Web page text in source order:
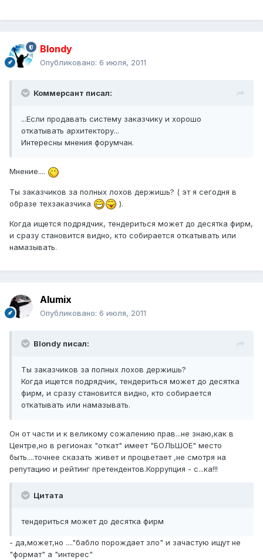
Blondy
Опубликовано: 6 июля, 2011
Коммерсант писал:
...Если продавать систему заказчику и хорошо
откатывать архитектору...
Интересны мнения форумчан.
Мнение....
Ты заказчиков за полных лохов держишь? ( эт я сегодня в
образе техзаказчика
).
Когда ищется подрядчик, тендериться может до десятка фирм,
и сразу становится видно, кто собирается откатывать или
намазывать.
Alumix
Опубликовано: 6 июля, 2011
Blondy писал:
Ты заказчиков за полных лохов держишь?
Когда ищется подрядчик, тендериться может до десятка
фирм, и сразу становится видно, кто собирается
откатывать или намазывать.
Он от части и к великому сожалению прав...не знаю,как в
Центре,но в регионах "откат" имеет "БОЛЬШОЕ" место
быть....точнее сказать живет и процветает ,не смотря на
репутацию и рейтинг претендентов.Коррупция - с...ка!!!
Цитата
тендериться может до десятка фирм
- да,может,но ...."бабло порождает зло" и зачастую ищут не
"формат" а "интерес"